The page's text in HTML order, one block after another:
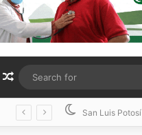
Random Article
San Luis Potosí